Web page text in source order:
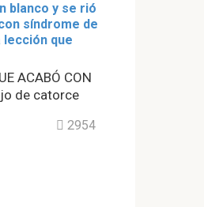
blanco y se rió
síndrome de
lección que
ACABÓ CON
de catorce
2954